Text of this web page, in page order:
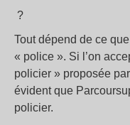
?
Tout dépend de ce
« police ». Si l’on
policier » proposée
évident que
policier.